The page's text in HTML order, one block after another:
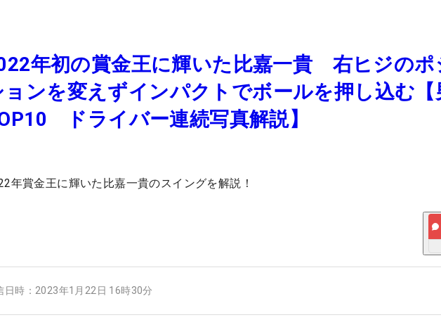
年初の賞金王に輝いた比嘉一貴 右ヒジのポ
ョンを変えずインパクトでボールを押し込む【
ドライバー連続写真解説】
年賞金王に輝いた比嘉一貴のスイングを解説！
日時： 2023年1月22日 16時30分